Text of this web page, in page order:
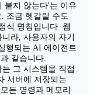
붙지 않는다'는 이유
조금 헷갈릴 수도
식 명칭입니다. 웹
라, 사용자의 자기
행되는 AI 에이전트
같습니다.
그 시스템을 직접
서버에 저장되는
든 명령과 메모리